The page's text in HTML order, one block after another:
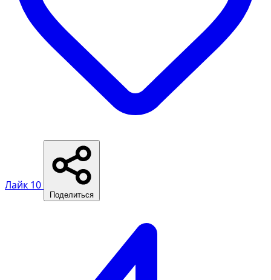
Лайк 10
Поделиться